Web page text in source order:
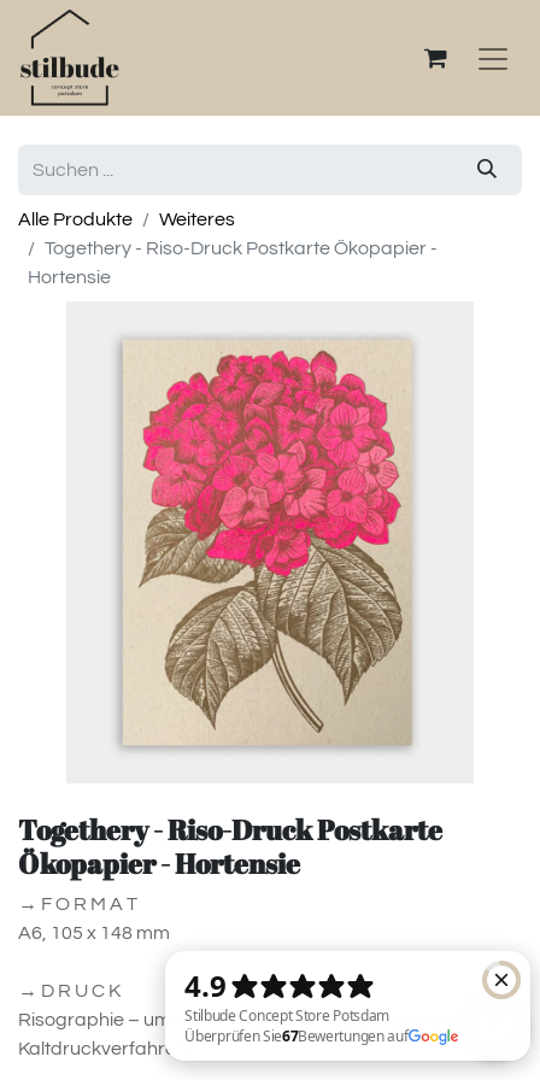
Alle Produkte
Weiteres
Togethery - Riso-Druck Postkarte Ökopapier -
Hortensie
Togethery - Riso-Druck Postkarte
Ökopapier - Hortensie
→ F O R M A T
A6, 105 x 148 mm
→ D R U C K
Risographie – umweltfreundliches, energiesparendes
Kaltdruckverfahren